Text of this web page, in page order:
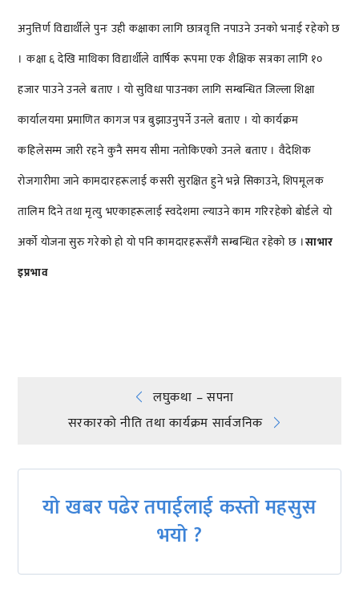
अनुत्तिर्ण विद्यार्थीले पुनः उही कक्षाका लागि छात्रवृत्ति नपाउने उनको भनाई रहेको छ
। कक्षा ६ देखि माथिका विद्यार्थीले वार्षिक रूपमा एक शैक्षिक सत्रका लागि १०
हजार पाउने उनले बताए । यो सुविधा पाउनका लागि सम्बन्धित जिल्ला शिक्षा
कार्यालयमा प्रमाणित कागज पत्र बुझाउनुपर्ने उनले बताए । यो कार्यक्रम
कहिलेसम्म जारी रहने कुनै समय सीमा नतोकिएको उनले बताए । वैदेशिक
रोजगारीमा जाने कामदारहरूलाई कसरी सुरक्षित हुने भन्ने सिकाउने, शिपमूलक
तालिम दिने तथा मृत्यु भएकाहरूलाई स्वदेशमा ल्याउने काम गरिरहेको बोर्डले यो
अर्को योजना सुरु गरेको हो यो पनि कामदारहरूसँगै सम्बन्धित रहेको छ ।साभार
इप्रभाव
Post
navigation
लघुकथा – सपना
सरकारको नीति तथा कार्यक्रम सार्वजनिक
यो खबर पढेर तपाईलाई कस्तो महसुस
भयो ?